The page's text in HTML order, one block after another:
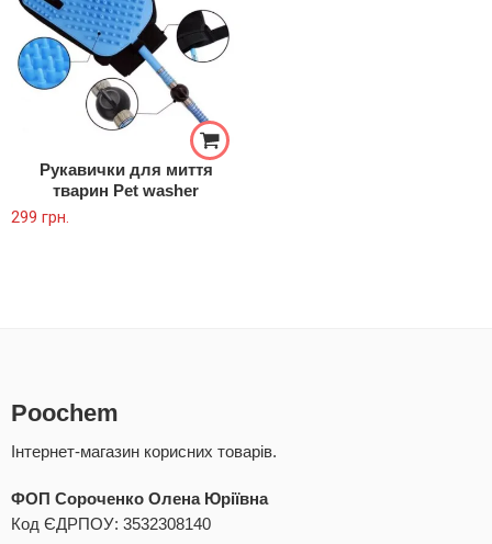
Рукавички для миття
тварин Pet washer
299 грн.
Poochem
Інтернет-магазин корисних товарів.
ФОП Сороченко Олена Юріївна
Код ЄДРПОУ: 3532308140